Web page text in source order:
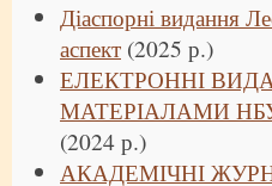
Діаспорні видання
аспект (2025 р.)
ЕЛЕКТРОННІ
МАТЕРІАЛАМИ
(2024 р.)
АКАДЕМІЧНІ